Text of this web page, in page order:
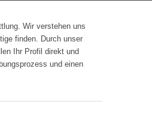
Wir verstehen uns
finden. Durch unser
Ihr Profil direkt und
und einen